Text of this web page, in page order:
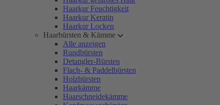
Haarkur Feuchtigkeit
Haarkur Keratin
Haarkur Locken
Haarbürsten & Kämme
Alle anzeigen
Rundbürsten
Detangler-Bürsten
Flach- & Paddelbürsten
Holzbürsten
Haarkämme
Haarschneidekämme